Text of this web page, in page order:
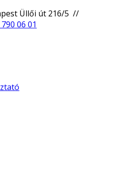
Üllői út 216/5 //
06 01